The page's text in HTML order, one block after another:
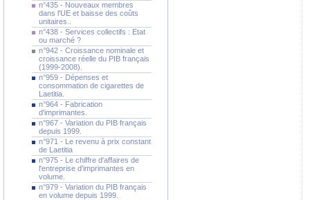
n°435 - Nouveaux membres
dans l'UE et baisse des coûts
unitaires..
n°438 - Services collectifs : Etat
ou marché ?
n°942 - Croissance nominale et
croissance réelle du PIB français
(1999-2008).
n°959 - Dépenses et
consommation de cigarettes de
Laetitia.
n°964 - Fabrication
d'imprimantes.
n°967 - Variation du PIB français
depuis 1999.
n°971 - Le revenu à prix constant
de Laetitia
n°975 - Le chiffre d'affaires de
l'entreprise d'imprimantes en
volume.
n°979 - Variation du PIB français
en volume depuis 1999.